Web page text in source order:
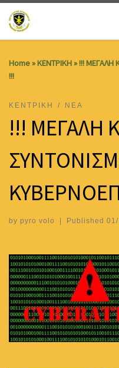
Skip to content
Home»ΚΕΝΤΡΙΚΗ»!!! ΜΕΓΑΛΗ
!!!
ΚΕΝΤΡΙΚΗ ΝΕΑ
!!! ΜΕΓΑΛΗ
by pyro volo | Published